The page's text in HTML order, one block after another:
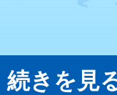
続きを見